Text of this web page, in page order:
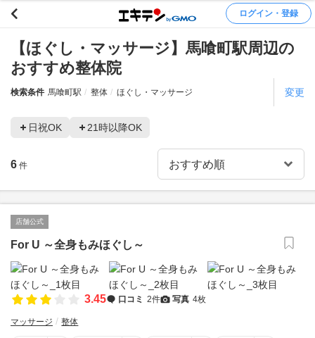
ログイン・登録
【ほぐし・マッサージ】馬喰町駅周辺の
おすすめ整体院
検索条件 馬喰町駅 整体 ほぐし・マッサージ 変更
日祝OK 21時以降OK
6 件
店舗公式
For U ～全身もみほぐし～
3.45 口コミ 2件 写真 4枚
マッサージ 整体